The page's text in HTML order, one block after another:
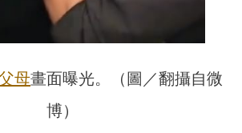
母畫面曝光。（圖／翻攝自微
博）